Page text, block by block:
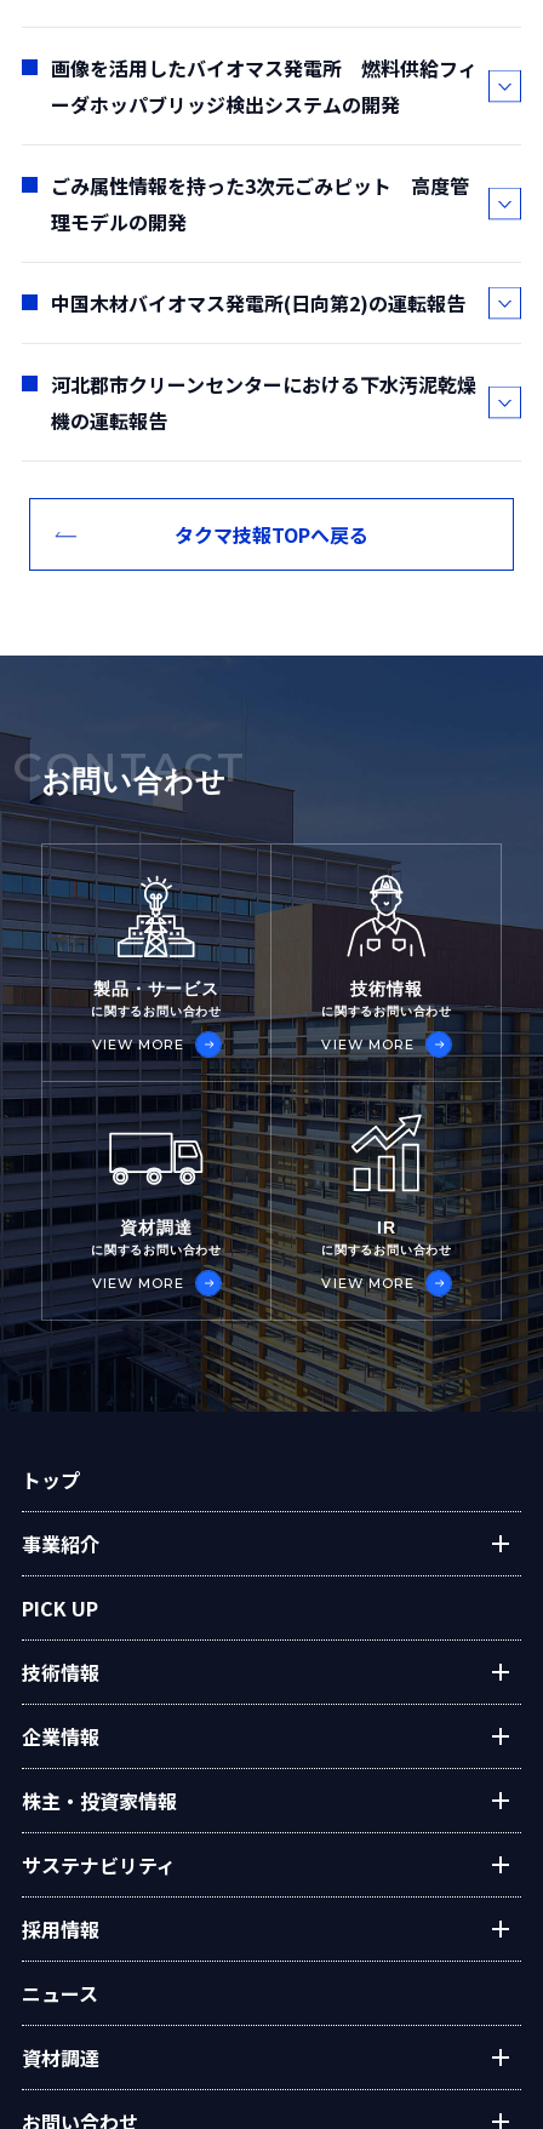
先である産業部門， 民生事業部門は徹底した省エ
ネルギー化に加え脱炭素化された電力による電
化，水素・合成メタン・合成燃料の利用への 取り
組みが求められている。当社が製造販売する汎用
ボイラーは，主に化石燃料を燃焼して熱を供給す
る装置であるため， 燃焼による CO2 排出量を実質
取り巻く業界の動向と，当社の脱炭素化技術につ
(要約)
2050 年のカーボンニュートラルの実現に向け
て，焼却排ガスなどの CO2 排出源から CO2 を分
あると言われている。当社では CO2 分離回収技術
の 1 つである化学吸収法の 開発に取り組んでお
(NEDO) の委託調査事業において各種検討をおこ
なった。本稿では，省エネルギー型 CO2 分離回収
プロセスを既存の バイオマス発電施設へレトロフ
ィットすることを想定したフィージビリティスタ
ディの成果，および回収した CO2 の 利用要件の調
査結果について報告する。
伊藤 竜生*・佐藤 夏紀*・藤平 弘樹*・
増田 孝弘*・宍田 健一 **・李 玉友***
(*研究部・**技術センター・***東北大学大学院)
(要約)
一般廃棄物のメタン発酵は，施設のさらなる安
運営に関わる経済面への貢献や，温室効果ガス削
減への貢献も期待されている。 本研究では，バイ
達成可能な，メタン発酵への油類添加時の混合発
酵効果と特性について一般廃棄物を模擬して実験
的に検討した。植物性油および動物性油を対象と
し，植物性油であれば油脂比率 70% まで，動物性
油であれば油脂比率 33% までの範囲内であれば問
題なく混合発酵ができ，またバイオガスの増量と
た。さらに油脂比率が高い条件では発酵液中のア
て，一般廃棄物への油類添加によるメタン発酵
は，バイオガス生成量増加やバイオガス濃度向上
を同時に達成できる手法への発展が期待される。
画像を活用したバイオマス発電所 燃料供給フィ
ーダホッパブリッジ検出システムの開発
中道 亮*・
河野 孝志*
)
(要約)
当社は AI・ICT 等のデジタル技術を活用した施
ている。 その取り組みの一つとして，プラント設
備の状態を画像として取得し，AI，画像処理を用
として，例えば閾値を 設けて警報を出力すること
ィーダホッパの覗き窓の画像から燃料状態の数値
ごみ属性情報を持った3次元ごみピット 高度管
理モデルの開発
関根 諒一*・中元 祥*・古賀 和宏*・藤原 健史 **
(*電気計装部・**岡山大学)
(要約)
当社では，ごみクレーン自動化機能を高度化
る。これまで運転員の目視の感覚 (色味のばらつ
却炉への投入までの情報を一括管理する，新たな
システムの開発を岡山大学と共同でおこなってい
る。 本システムは，ごみピットの 3 次元モデル化
によりごみピットの情報を管理してごみや水分の
挙動を再現することで， 各番地のごみ性状を推定
するものである。本稿では，システムの基本とな
るモデルの説明および現在の開発状況を報告す
る。
中国木材バイオマス発電所(日向第2)の運転報告
今井 元太郎*
)
(要約)
2023 年 6 月，リージョナルパワー株式会社殿
向けに中国木材バイオマス発電所 (日向第 2) の発
電設備を納入した。 本発電所は燃焼方式として循
電所 (日向第 2) の設備概要を紹介するとともに，
運転結果について報告する。
河北郡市クリーンセンターにおける下水汚泥乾燥
機の運転報告
坂口 孝瑛*
(*水処理技術部
(要約)
月に竣工した河北郡市クリーンセンターでは， ご
利用し， 4 か所の下水処理場から発生する下水汚
泥を蒸気間接加熱型の下水汚泥乾燥機で乾燥させ
ている。 乾燥した汚泥はごみとともに混焼して，
発電の熱源に利用している。 本稿では下水汚泥乾
燥機の紹介と運転状況について報告する。
タクマ技報TOPへ戻る
CONTACT
お問い合わせ
製品・サービス
に関するお問い合わせ
VIEW MORE
技術情報
に関するお問い合わせ
VIEW MORE
資材調達
に関するお問い合わせ
VIEW MORE
IR
に関するお問い合わせ
VIEW MORE
トップ
事業紹介
アフターサービス
民生熱エネルギー
設備・システム
PICK UP
技術情報
タクマの技術紹介
タクマ技報
学会発表
企業情報
ご挨拶
経営理念
会社概要
沿革
役員一覧
組織図
事業所・拠点
グループ会社
株主・投資家情報
個人投資家の皆様へ
経営方針・戦略
業績・財務
IRライブラリー
株式情報
IRカレンダー
電子公告
サステナビリティ
トップコミットメント
タクマのサステナビリティ
ESGデータ
統合報告書
環境
社会
採用情報
グループ会社採用情報
オリジナルアニメ「この空の下で」
ニュース
資材調達
資材調達方針
お問い合わせ